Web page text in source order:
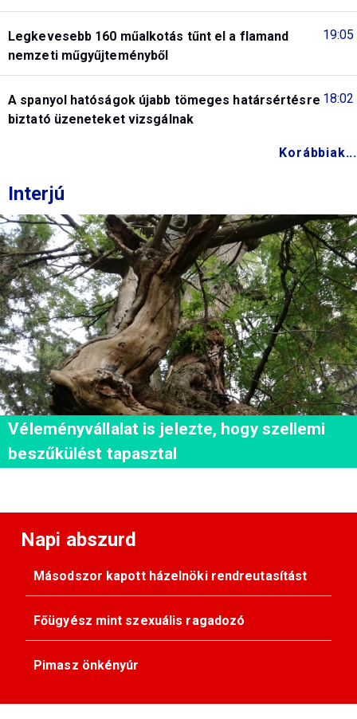
19:05
Legkevesebb 160 műalkotás tűnt el a flamand
nemzeti műgyűjteményből
18:02
A spanyol hatóságok újabb tömeges határsértésre
biztató üzeneteket vizsgálnak
Korábbiak...
Interjú
Véleményvállalat is jelezte, hogy szellemi
beszűkülést tapasztal
Napi abszurd
Másodszor kapott házelnöki rendreutasítást
Főügyész mint szexuális ragadozó
Pimasz önkényúr